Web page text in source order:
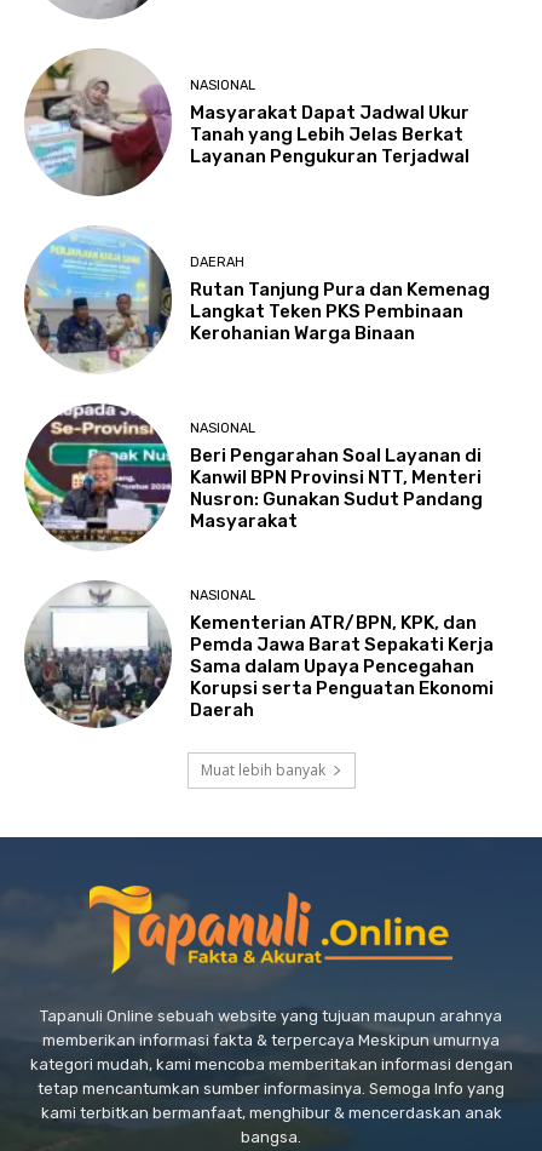
NASIONAL
Masyarakat Dapat Jadwal Ukur
Tanah yang Lebih Jelas Berkat
Layanan Pengukuran Terjadwal
DAERAH
Rutan Tanjung Pura dan Kemenag
Langkat Teken PKS Pembinaan
Kerohanian Warga Binaan
NASIONAL
Beri Pengarahan Soal Layanan di
Kanwil BPN Provinsi NTT, Menteri
Nusron: Gunakan Sudut Pandang
Masyarakat
NASIONAL
Kementerian ATR/BPN, KPK, dan
Pemda Jawa Barat Sepakati Kerja
Sama dalam Upaya Pencegahan
Korupsi serta Penguatan Ekonomi
Daerah
Muat lebih banyak
Tapanuli Online sebuah website yang tujuan maupun arahnya
memberikan informasi fakta & terpercaya Meskipun umurnya
kategori mudah, kami mencoba memberitakan informasi dengan
tetap mencantumkan sumber informasinya. Semoga Info yang
kami terbitkan bermanfaat, menghibur & mencerdaskan anak
bangsa.